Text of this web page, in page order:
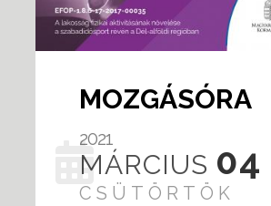
MOZGÁSÓRA
2021
MÁRCIUS 04
CSÜTÖRTÖK